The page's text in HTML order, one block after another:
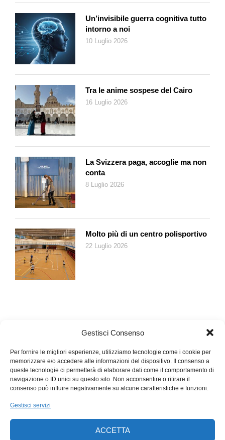
Gestisci Consenso
Per fornire le migliori esperienze, utilizziamo tecnologie come i cookie per
memorizzare e/o accedere alle informazioni del dispositivo. Il consenso a
queste tecnologie ci permetterà di elaborare dati come il comportamento di
navigazione o ID unici su questo sito. Non acconsentire o ritirare il
consenso può influire negativamente su alcune caratteristiche e funzioni.
Gestisci servizi
ACCETTA
parte della storia di Migros.Un’invisibile guerra cognitiva tutto
intorno a noi
10 Luglio 2026
Tra le anime sospese del Cairo
16 Luglio 2026
La Svizzera paga, accoglie ma non
conta
8 Luglio 2026
Molto più di un centro polisportivo
22 Luglio 2026